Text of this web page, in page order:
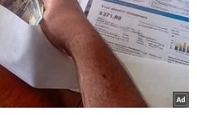
đầu
thách lớn trong ngày tái
27
Nam vs Campuchia: Vì